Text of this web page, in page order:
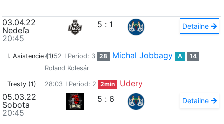
03.04.22
Nedeľa
20:45
5 : 1 Detailne
I. Asistencie (1)41:52 I Period: 3 28 Michal Jobbagy A
14
Roland Kolesár
Tresty (1) 28:03 I Period: 2 2min
Udery
05.03.22
Sobota
20:45
5 : 6 Detailne